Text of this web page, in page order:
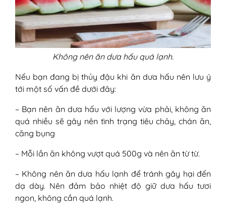
Không nên ăn dưa hấu quá lạnh.
Nếu bạn đang bị thủy đậu khi ăn dưa hấu nên lưu ý
tới một số vấn đề dưới đây:
– Bạn nên ăn dưa hấu với lượng vừa phải, không ăn
quá nhiều sẽ gây nên tình trạng tiêu chảy, chán ăn,
căng bụng
– Mỗi lần ăn không vượt quá 500g và nên ăn từ từ.
– Không nên ăn dưa hấu lạnh để tránh gây hại đến
dạ dày. Nên đảm bảo nhiệt độ giữ dưa hấu tươi
ngon, không cần quá lạnh.